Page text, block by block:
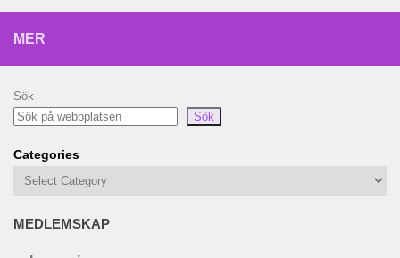
MER
Sök
Sök
Categories
MEDLEMSKAP